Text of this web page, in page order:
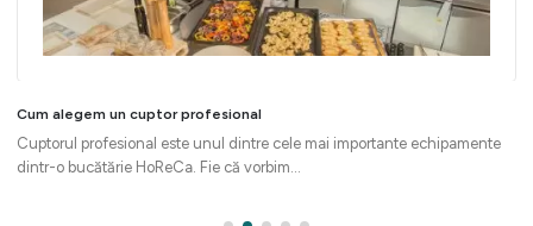
Cum alegem un cuptor profesional
Cuptorul profesional este unul dintre cele mai importante echipamente
dintr-o bucătărie HoReCa. Fie că vorbim...